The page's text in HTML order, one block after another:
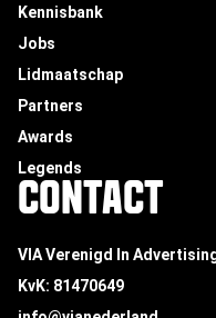
Kennisbank
Jobs
Lidmaatschap
Partners
Awards
Legends
CONTACT
VIA Verenigd In
KvK: 81470649